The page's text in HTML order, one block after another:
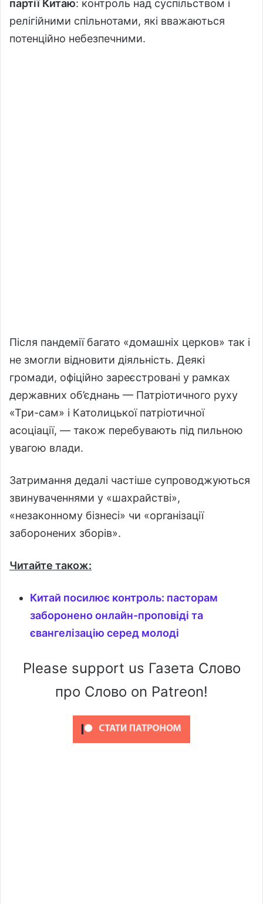
партії Китаю: контроль над суспільством і
релігійними спільнотами, які вважаються
потенційно небезпечними.
Після пандемії багато «домашніх церков» так і
не змогли відновити діяльність. Деякі
громади, офіційно зареєстровані у рамках
державних об’єднань — Патріотичного руху
«Три-сам» і Католицької патріотичної
асоціації, — також перебувають під пильною
увагою влади.
Затримання дедалі частіше супроводжуються
звинуваченнями у «шахрайстві»,
«незаконному бізнесі» чи «організації
заборонених зборів».
Читайте також:
Китай посилює контроль: пасторам
заборонено онлайн-проповіді та
євангелізацію серед молоді
Please support us Газета Слово
про Слово on Patreon!